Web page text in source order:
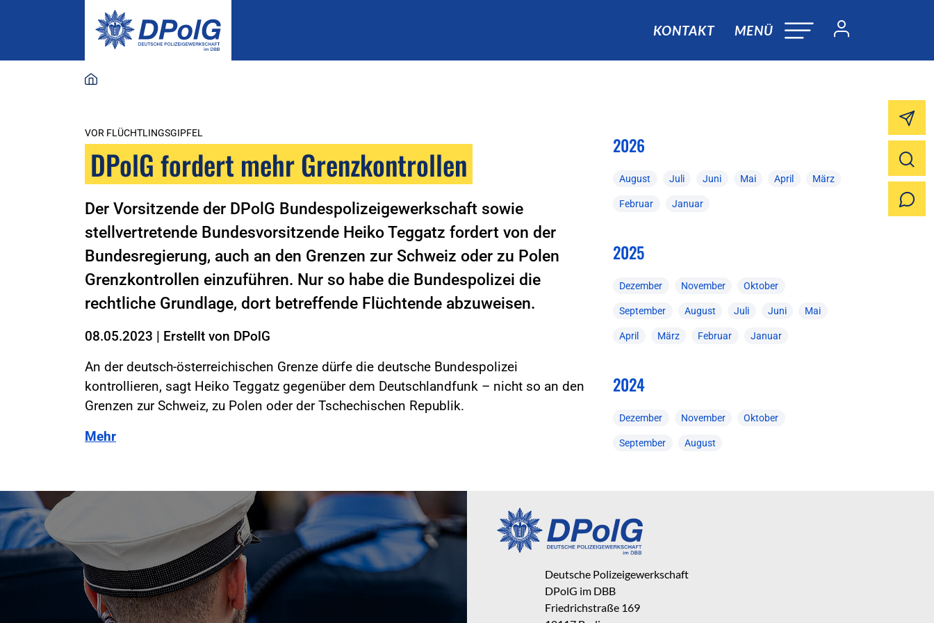
KONTAKT MENÜ
VOR FLÜCHTLINGSGIPFEL
DPolG fordert mehr Grenzkontrollen
Der Vorsitzende der DPolG Bundespolizeigewerkschaft sowie
stellvertretende Bundesvorsitzende Heiko Teggatz fordert von der
Bundesregierung, auch an den Grenzen zur Schweiz oder zu Polen
Grenzkontrollen einzuführen. Nur so habe die Bundespolizei die
rechtliche Grundlage, dort betreffende Flüchtende abzuweisen.
08.05.2023 | Erstellt von DPolG
An der deutsch-österreichischen Grenze dürfe die deutsche Bundespolizei
kontrollieren, sagt Heiko Teggatz gegenüber dem Deutschlandfunk – nicht so an den
Grenzen zur Schweiz, zu Polen oder der Tschechischen Republik.
Mehr
2026
August Juli Juni Mai April März
Februar Januar
2025
Dezember November Oktober
September August Juli Juni Mai
April März Februar Januar
2024
Dezember November Oktober
September August
Deutsche Polizeigewerkschaft
DPolG im DBB
Friedrichstraße 169